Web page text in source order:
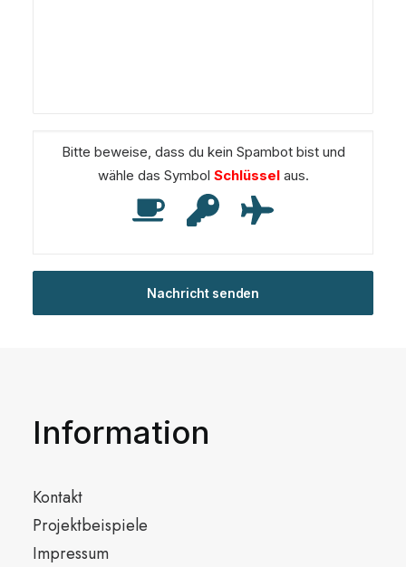
Bitte beweise, dass du kein Spambot bist und
wähle das Symbol Schlüsselaus.
Information
Kontakt
Projektbeispiele
Impressum